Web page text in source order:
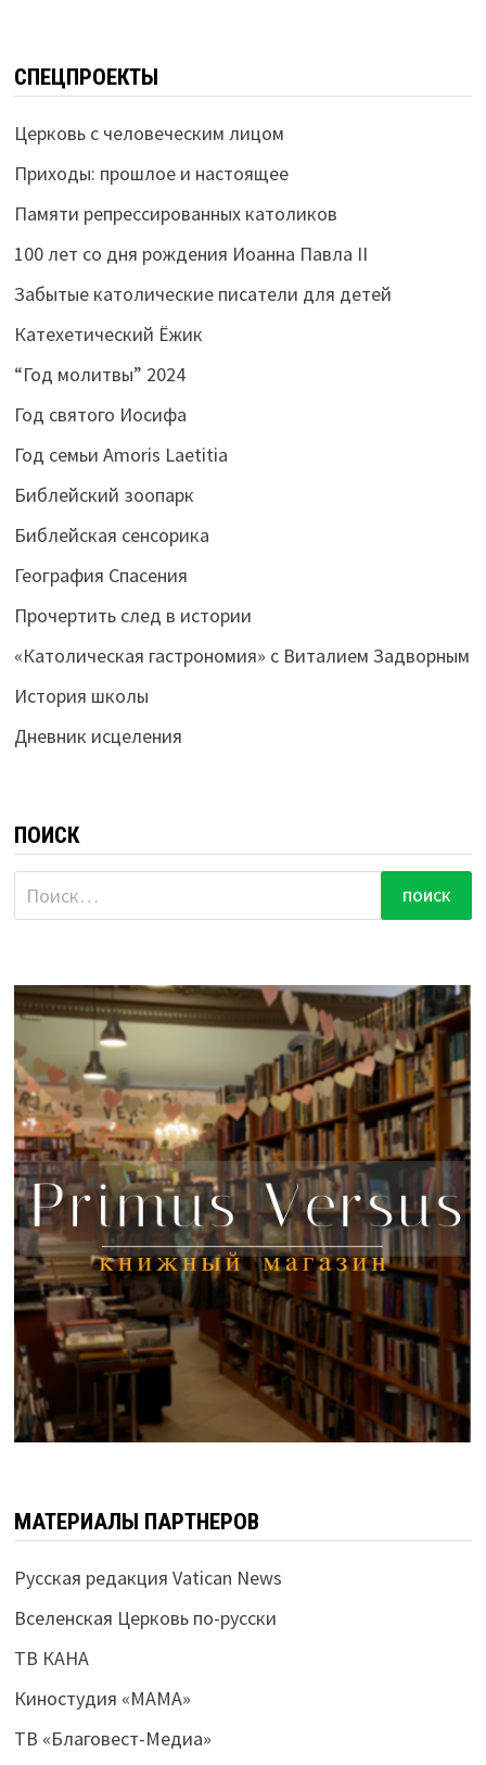
СПЕЦПРОЕКТЫ
Церковь с человеческим лицом
Приходы: прошлое и настоящее
Памяти репрессированных католиков
100 лет со дня рождения Иоанна Павла II
Забытые католические писатели для детей
Катехетический Ёжик
“Год молитвы” 2024
Год святого Иосифа
Год семьи Amoris Laetitia
Библейский зоопарк
Библейская сенсорика
География Спасения
Прочертить след в истории
«Католическая гастрономия» с Виталием Задворным
История школы
Дневник исцеления
ПОИСК
Найти:
МАТЕРИАЛЫ ПАРТНЕРОВ
Русская редакция Vatican News
Вселенская Церковь по-русски
ТВ КАНА
Киностудия «МАМА»
ТВ «Благовест-Медиа»